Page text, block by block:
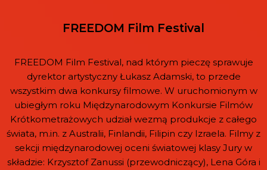
FREEDOM Film Festival
FREEDOM Film Festival, nad którym pieczę sprawuje
dyrektor artystyczny Łukasz Adamski, to przede
wszystkim dwa konkursy filmowe. W uruchomionym w
ubiegłym roku Międzynarodowym Konkursie Filmów
Krótkometrażowych udział wezmą produkcje z całego
świata, m.in. z Australii, Finlandii, Filipin czy Izraela. Filmy z
sekcji międzynarodowej oceni światowej klasy Jury w
składzie: Krzysztof Zanussi (przewodniczący), Lena Góra i